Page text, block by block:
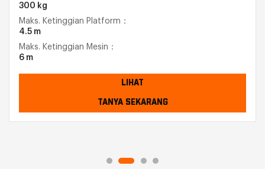
300 kg
Maks. Ketinggian Platform：
4.5 m
Maks. Ketinggian Mesin：
6 m
LIHAT
TANYA SEKARANG